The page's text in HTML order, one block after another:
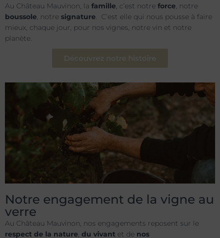
Au Château Mauvinon, la famille, c’est notre force, notre
boussole, notre signature. C’est elle qui nous pousse à faire
mieux, chaque jour, pour nos vignes, notre vin et notre
planète.
Découvrez notre histoire
Notre engagement de la vigne au
verre
Au Château Mauvinon, nos engagements reposent sur le
respect de la nature, du vivant et de nos